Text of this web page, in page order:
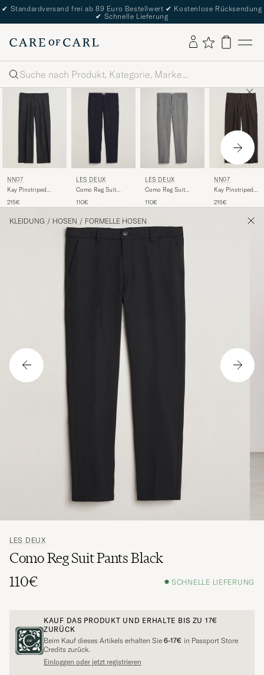
✔ Standardversand frei ab 89 Euro Bestellwert ✔ Kostenlose Rücksendung
✔ Schnelle Lieferung
Suche
NN07
Kay Pinstriped
Navy Blue
215€
LES DEUX
Como Reg Suit
110€
LES DEUX
Como Reg Suit
110€
NN07
Kay Pinstriped
Dark Brown
215€
KLEIDUNG / HOSEN / FORMELLE HOSEN
LES DEUX
Como Reg Suit Pants Black
110€
SCHNELLE LIEFERUNG
KAUF DAS PRODUKT UND ERHALTE BIS ZU 17€
ZURÜCK
Beim Kauf dieses Artikels erhalten Sie 6-17€ in Passport Store
Credits zurück.
Einloggen oder jetzt registrieren